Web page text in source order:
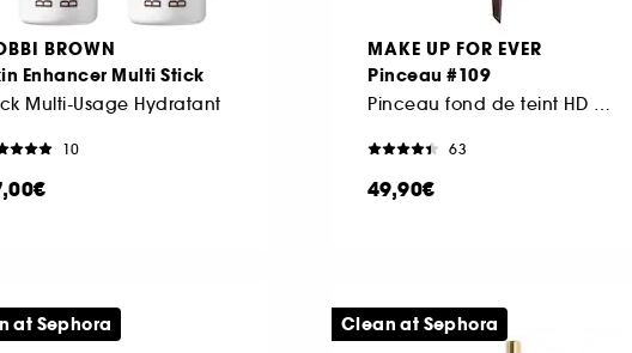
BROWN
Enhancer Multi Stick
Multi-Usage Hydratant
10
MAKE UP FOR EVER
Pinceau #109
63
49,90€
at Sephora Clean at Sephora